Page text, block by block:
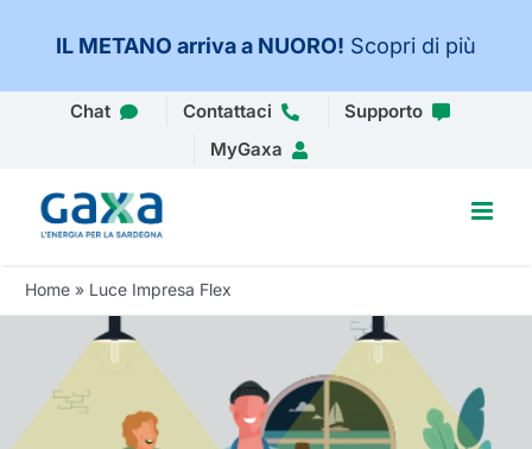
IL METANO arriva a NUORO! Scopri di più
Chat Contattaci
Supporto
MyGaxa
Home » Luce Impresa Flex